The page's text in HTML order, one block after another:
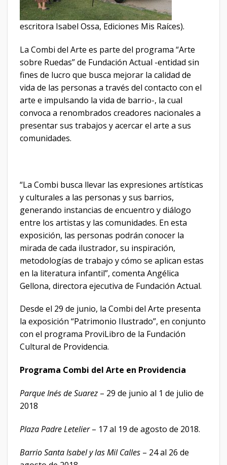
escritora Isabel Ossa, Ediciones Mis Raíces).
La Combi del Arte es parte del programa “Arte
sobre Ruedas” de Fundación Actual ­-entidad sin
fines de lucro que busca mejorar la calidad de
vida de las personas a través del contacto con el
arte e impulsando la vida de barrio-, la cual
convoca a renombrados creadores nacionales a
presentar sus trabajos y acercar el arte a sus
comunidades.
“La Combi busca llevar las expresiones artísticas
y culturales a las personas y sus barrios,
generando instancias de encuentro y diálogo
entre los artistas y las comunidades. En esta
exposición, las personas podrán conocer la
mirada de cada ilustrador, su inspiración,
metodologías de trabajo y cómo se aplican estas
en la literatura infantil”, comenta Angélica
Gellona, directora ejecutiva de Fundación Actual.
Desde el 29 de junio, la Combi del Arte presenta
la exposición “Patrimonio Ilustrado”, en conjunto
con el programa ProviLibro de la Fundación
Cultural de Providencia.
Programa Combi del Arte en Providencia
Parque Inés de Suarez – 29 de junio al 1 de julio de
2018
Plaza Padre Letelier– 17 al 19 de agosto de 2018.
Barrio Santa Isabel y las Mil Calles – 24 al 26 de